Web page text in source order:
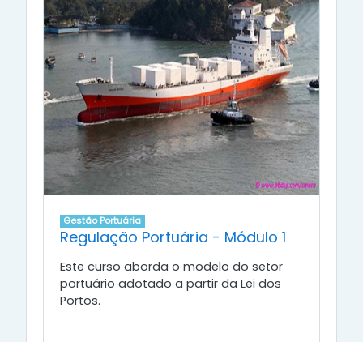
Gestão Portuária
Regulação Portuária - Módulo 1
Este curso aborda o modelo do setor
portuário adotado a partir da Lei dos
Portos.